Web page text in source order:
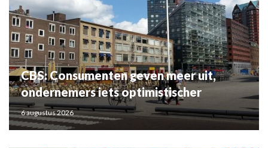
CBS: Consumenten geven meer uit,
ondernemers iets optimistischer
6 augustus 2026